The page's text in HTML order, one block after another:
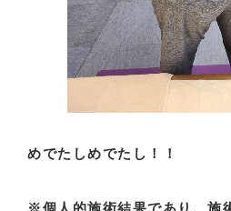
めでたしめでたし！！
※個人的施術結果であり、施